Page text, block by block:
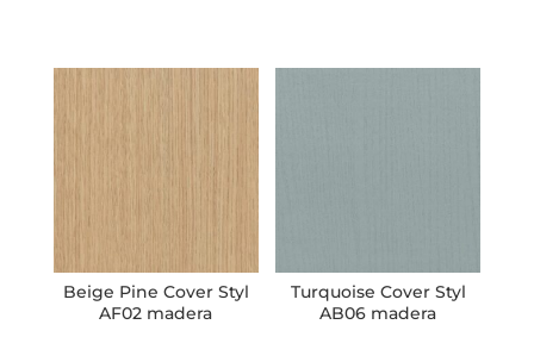
Beige Pine Cover Styl
AF02 madera
Turquoise Cover Styl
AB06 madera